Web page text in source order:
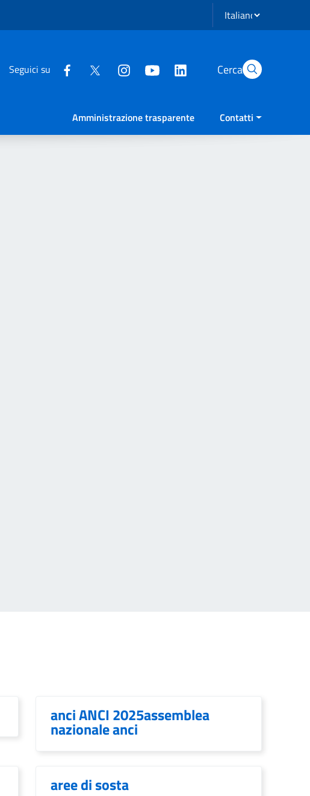
Seleziona lingua
Seguici su Cerca
Amministrazione trasparente Contatti
anci ANCI 2025assemblea
nazionale anci
aree di sosta